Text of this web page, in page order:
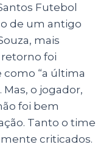
Futebol
de um antigo
mais
foi
“a última
o jogador,
foi bem
Tanto o time
criticados.